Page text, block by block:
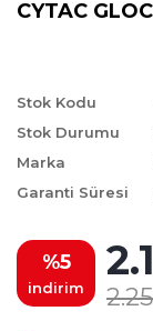
CYTAC
Stok Kodu
Stok Durumu
Marka
Garanti Süresi
%5
indirim